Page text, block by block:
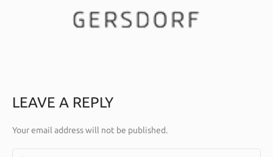
LEAVE A REPLY
Your email address will not be published.